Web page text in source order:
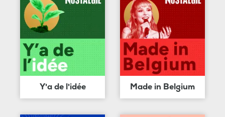
Y'a de l'idée Made in Belgium